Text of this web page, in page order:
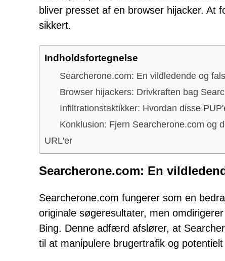
bliver presset af en browser hijacker. At
sikkert.
Indholdsfortegnelse
Searcherone.com: En vildledende og
Browser hijackers: Drivkraften bag
Infiltrationstaktikker: Hvordan disse
Konklusion: Fjern Searcherone.com og
URL'er
Searcherone.com: En
Searcherone.com fungerer som en
originale søgeresultater, men
Bing. Denne adfærd afslører, at
til at manipulere brugertrafik og